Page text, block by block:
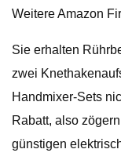
Weitere Amazon
Sie erhalten
zwei
Handmixer-Sets
Rabatt, also
günstigen